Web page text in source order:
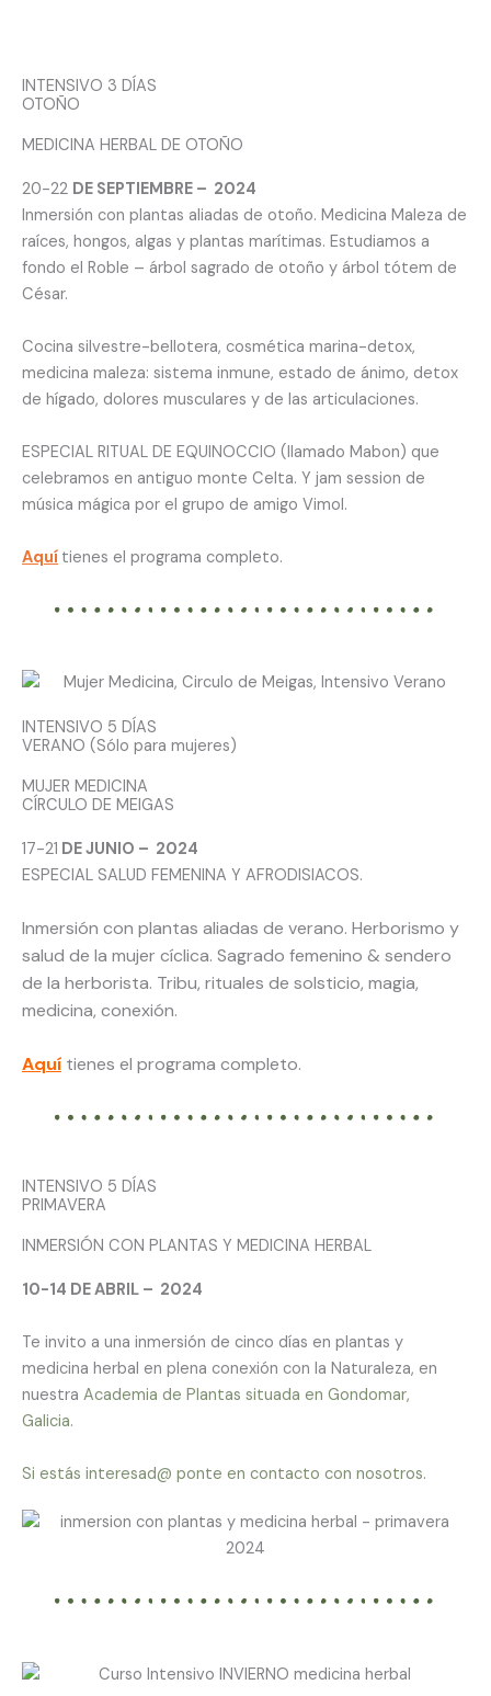
INTENSIVO 3 DÍAS
OTOÑO
MEDICINA HERBAL DE OTOÑO
20-22 DE SEPTIEMBRE – 2024
Inmersión con plantas aliadas de otoño. Medicina Maleza de
raíces, hongos, algas y plantas marítimas. Estudiamos a
fondo el Roble – árbol sagrado de otoño y árbol tótem de
César.
Cocina silvestre-bellotera, cosmética marina-detox,
medicina maleza: sistema inmune, estado de ánimo, detox
de hígado, dolores musculares y de las articulaciones.
ESPECIAL RITUAL DE EQUINOCCIO (llamado Mabon) que
celebramos en antiguo monte Celta. Y jam session de
música mágica por el grupo de amigo Vimol.
Aquí tienes el programa completo.
INTENSIVO 5 DÍAS
VERANO (Sólo para mujeres)
MUJER MEDICINA
CÍRCULO DE MEIGAS
17-21 DE JUNIO – 2024
ESPECIAL SALUD FEMENINA Y AFRODISIACOS.
Inmersión con plantas aliadas de verano. Herborismo y
salud de la mujer cíclica. Sagrado femenino & sendero
de la herborista. Tribu, rituales de solsticio, magia,
medicina, conexión.
Aquí tienes el programa completo.
INTENSIVO 5 DÍAS
PRIMAVERA
INMERSIÓN CON PLANTAS Y MEDICINA HERBAL
10-14 DE ABRIL – 2024
Te invito a una inmersión de cinco días en plantas y
medicina herbal en plena conexión con la Naturaleza, en
nuestra Academia de Plantas situada en Gondomar,
Galicia.
Si estás interesad@ ponte en contacto con nosotros.